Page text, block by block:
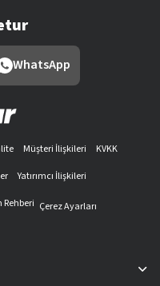
WhatsApp
Müşteri İlişkileri
KVKK
Yatırımcı İlişkileri
Rehberi Çerez Ayarları